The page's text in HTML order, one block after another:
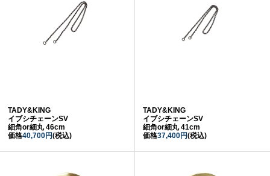
TADY&KING
イブシチェーンSV
細角or細丸 46cm
価格40,700円(税込)
TADY&KING
イブシチェーンSV
細角or細丸 41cm
価格37,400円(税込)